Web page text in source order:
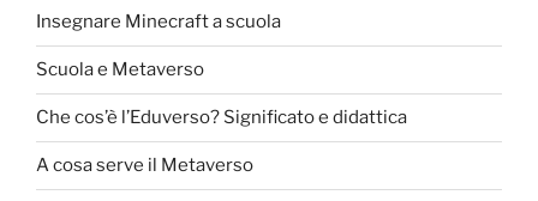
Insegnare Minecraft a scuola
Scuola e Metaverso
Che cos’è l’Eduverso? Significato e didattica
A cosa serve il Metaverso